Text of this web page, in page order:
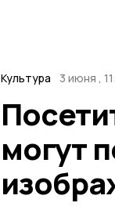
Культура 3 июня ,
могут